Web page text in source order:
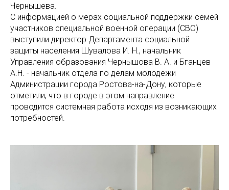
Чернышева.
С информацией о мерах социальной поддержки семей
участников специальной военной операции (СВО)
выступили директор Департамента социальной
защиты населения Шувалова И. Н., начальник
Управления образования Чернышова В. А. и Бганцев
А.Н. - начальник отдела по делам молодежи
Администрации города Ростова-на-Дону, которые
отметили, что в городе в этом направление
проводится системная работа исходя из возникающих
потребностей.